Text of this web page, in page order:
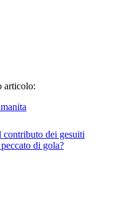
articolo:
dei gesuiti
di gola?